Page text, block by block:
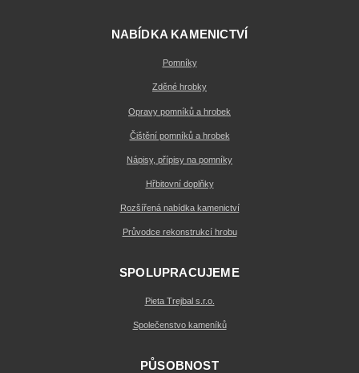
NABÍDKA KAMENICTVÍ
Pomníky
Zděné hrobky
Opravy pomníků a hrobek
Čištění pomníků a hrobek
Nápisy, přípisy na pomníky
Hřbitovní doplňky
Rozšířená nabídka kamenictví
Průvodce rekonstrukcí hrobu
SPOLUPRACUJEME
Pieta Trejbal s.r.o.
Společenstvo kameníků
PŮSOBNOST